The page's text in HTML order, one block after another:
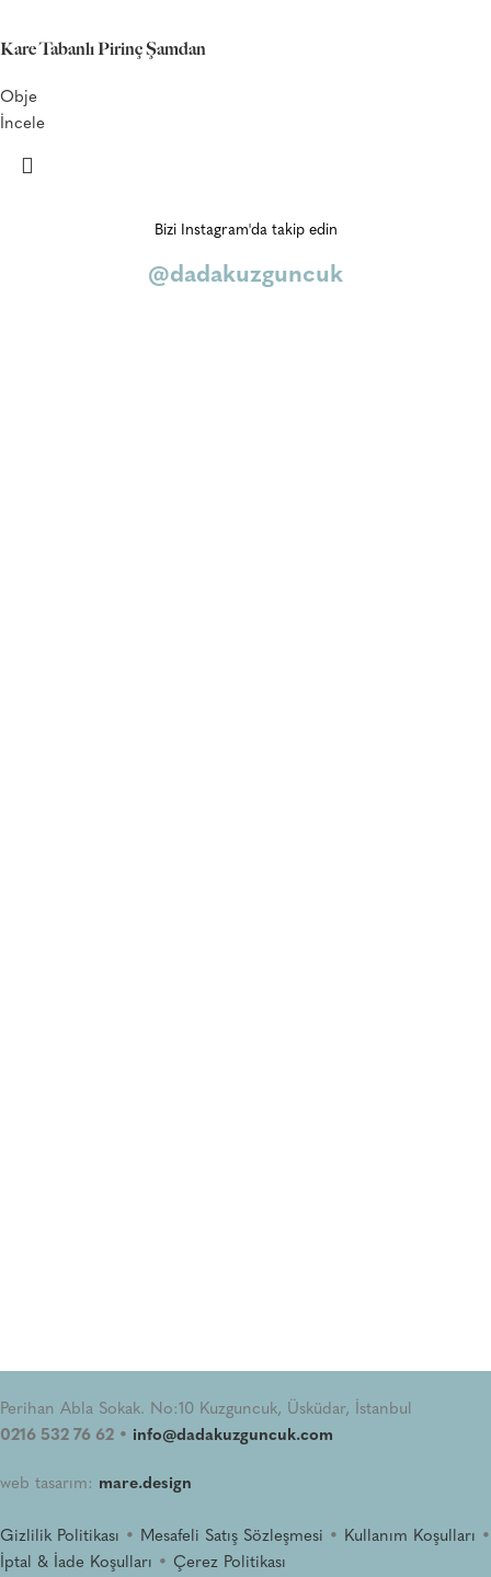
Kare Tabanlı Pirinç Şamdan
Obje
İncele
Bizi Instagram'da takip edin
@dadakuzguncuk
Perihan Abla Sokak. No:10 Kuzguncuk, Üsküdar, İstanbul
0216 532 76 62 • info@dadakuzguncuk.com
web tasarım: mare.design
Gizlilik Politikası • Mesafeli Satış Sözleşmesi • Kullanım Koşulları •
İptal & İade Koşulları • Çerez Politikası